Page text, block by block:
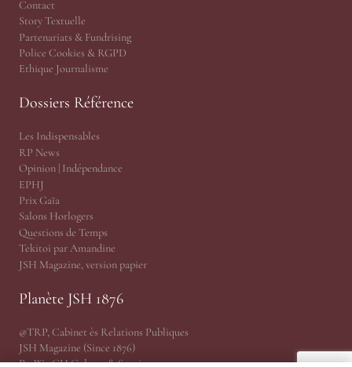
Contact
Story Textuelle
Partenariats & Fundrising
Police Cookies & RGPD
Ethique Journalisme
Dossiers Référence
Les Indispensables
RP News
Opinion | Indépendance
EPHJ
Prix Gaïa
Salons Horlogers
Questions de Temps
Tekitoi par Amandine
JSH Magazine, version papier
Planète JSH 1876
@TRP, Cabinet ès Relations Publiques
JSH Magazine (Since 1876)
ProWatCH Culture & Savoirs